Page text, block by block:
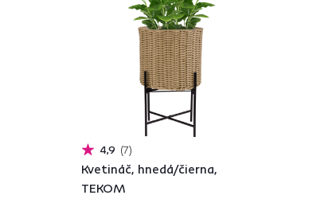
4,9 7
Kvetináč, hnedá/čierna,
TEKOM